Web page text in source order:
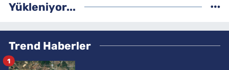
Yükleniyor...
Trend Haberler
1